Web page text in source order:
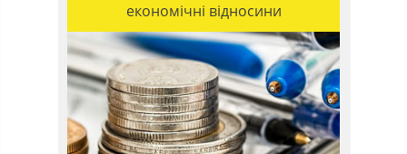
економічні відносини